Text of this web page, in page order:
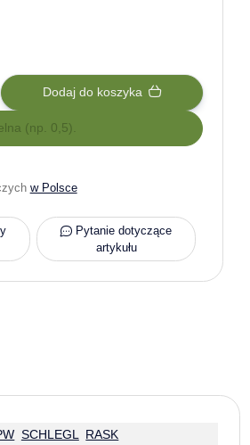
Dodaj do koszyka
(np. 0,5).
w Polsce
Pytanie dotyczące
artykułu
SCHLEGL
RASK